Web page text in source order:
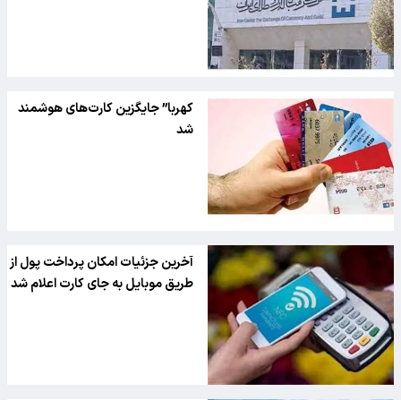
کهربا” جایگزین کارت‌های هوشمند
شد
آخرین جزئیات امکان پرداخت پول از
طریق موبایل به جای کارت اعلام شد